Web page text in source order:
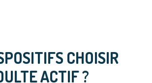
CHOISIR
ACTIF ?